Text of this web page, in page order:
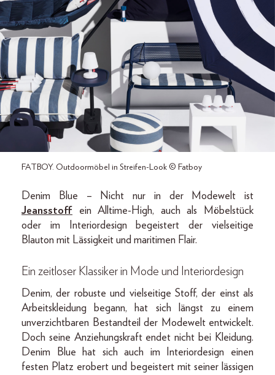
FATBOY. Outdoormöbel in Streifen-Look © Fatboy
Denim Blue – Nicht nur in der Modewelt ist
Jeansstoff ein Alltime-High, auch als Möbelstück
oder im Interiordesign begeistert der vielseitige
Blauton mit Lässigkeit und maritimen Flair.
Ein zeitloser Klassiker in Mode und Interiordesign
Denim, der robuste und vielseitige Stoff, der einst als
Arbeitskleidung begann, hat sich längst zu einem
unverzichtbaren Bestandteil der Modewelt entwickelt.
Doch seine Anziehungskraft endet nicht bei Kleidung.
Denim Blue hat sich auch im Interiordesign einen
festen Platz erobert und begeistert mit seiner lässigen